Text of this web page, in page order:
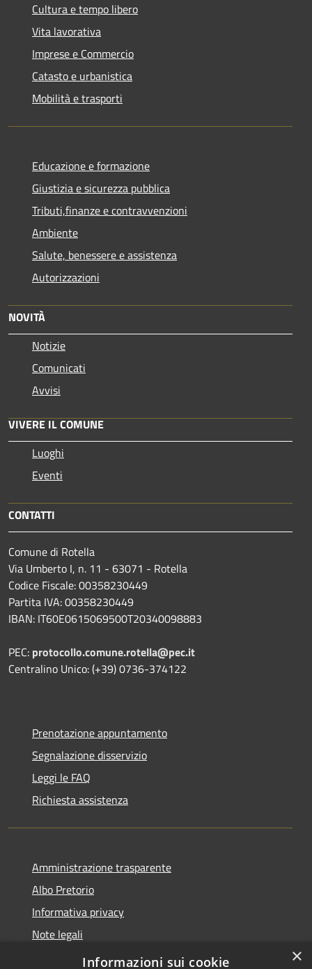
Cultura e tempo libero
Vita lavorativa
Imprese e Commercio
Catasto e urbanistica
Mobilità e trasporti
Educazione e formazione
Giustizia e sicurezza pubblica
Tributi,finanze e contravvenzioni
Ambiente
Salute, benessere e assistenza
Autorizzazioni
NOVITÀ
Notizie
Comunicati
Avvisi
VIVERE IL COMUNE
Luoghi
Eventi
CONTATTI
Comune di Rotella
Via Umberto I, n. 11 - 63071 - Rotella
Codice Fiscale: 00358230449
Partita IVA: 00358230449
IBAN: IT60E0615069500T20340098883
PEC: protocollo.comune.rotella@pec.it
Centralino Unico: (+39) 0736-374122
Prenotazione appuntamento
Segnalazione disservizio
Leggi le FAQ
Richiesta assistenza
Amministrazione trasparente
Albo Pretorio
Informativa privacy
Note legali
Dichiarazione di accessibilità
×
Informazioni sui cookie